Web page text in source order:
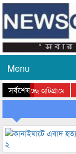
Menu
সর্বশেষ
হচ্ছে আটগ্রামে